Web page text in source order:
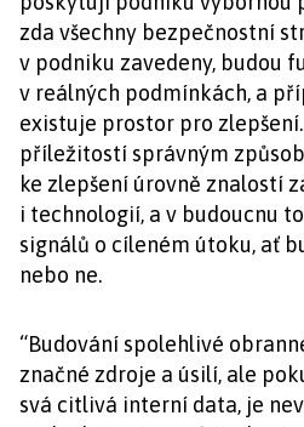
zda všechny bezpečnostní
v podniku zavedeny, budou
v reálných podmínkách, a
existuje prostor pro
příležitostí správným
ke zlepšení úrovně znalostí
i technologií, a v budoucnu
signálů o cíleném útoku, ať
nebo ne.
“Budování spolehlivé
značné zdroje a úsilí, ale
svá citlivá interní data, je